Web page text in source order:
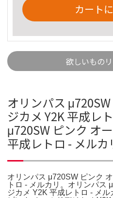
カート
欲しいもの
オリンパス
ジカメ Y2K 平成レ
μ720SW ピンク オ
平成レトロ - メル
オリンパス μ720SW ピンク
トロ - メルカリ。オリンパス
ジカメ Y2K 平成レトロ - メ